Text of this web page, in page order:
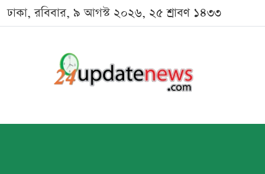
ঢাকা, রবিবার, ৯ আগস্ট ২০২৬, ২৫ শ্রাবণ ১৪৩৩